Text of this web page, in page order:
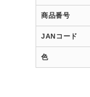
商品番号
JANコード
色